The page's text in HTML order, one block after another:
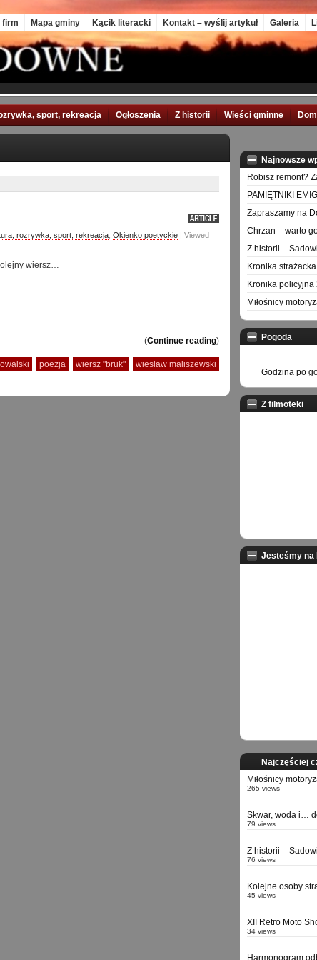
firm Mapa gminy Kącik literacki Kontakt – wyślij artykuł Galeria
sport, rekreacja Ogłoszenia Z historii Wieści gminne
rozrywka, sport, rekreacja Okienko poetyckie | Viewed
wiersz…
(Continue reading)
poezja wiersz "bruk" wiesław maliszewski
Najnowsze
Robisz remont?
PAMIĘTNIKI
Zapraszamy na
Chrzan – warto
Z historii –
Kronika
Kronika
Miłośnicy
Pogoda
Godzina po
Z filmoteki
Jesteśmy na
Najczęściej
Miłośnicy
265 views
Skwar, woda i…
79 views
Z historii –
76 views
Kolejne osoby
45 views
XII Retro Moto
34 views
Harmonogram